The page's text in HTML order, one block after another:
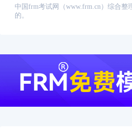
中国frm考试网（www.frm.cn）综合
的。